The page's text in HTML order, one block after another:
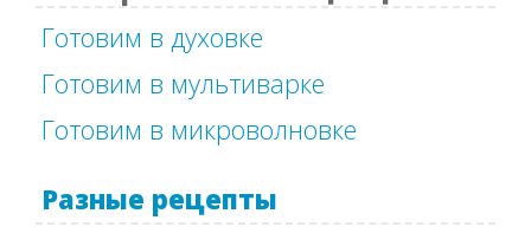
Готовим в духовке
Готовим в мультиварке
Готовим в микроволновке
Разные рецепты